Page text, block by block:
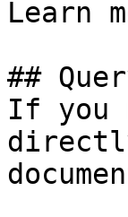
Learn
##
If you